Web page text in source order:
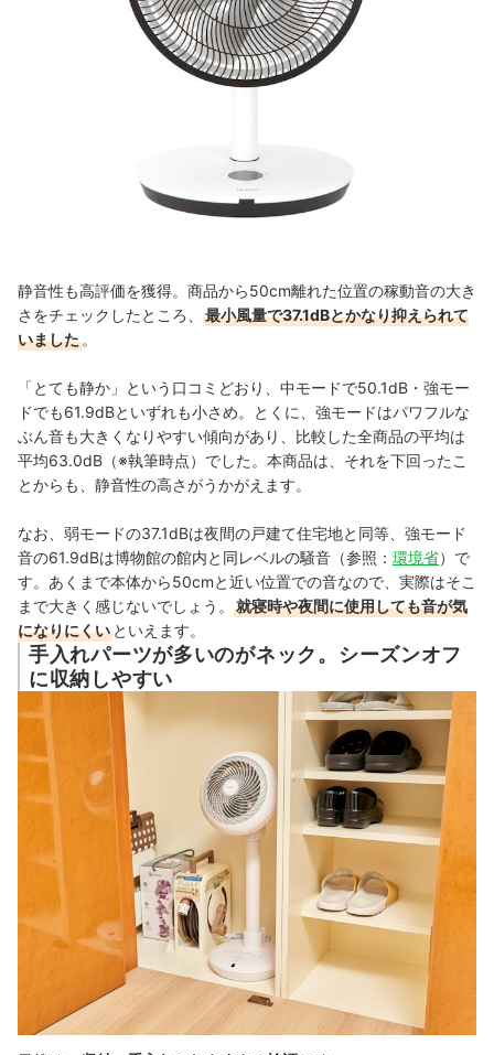
静音性も高評価を獲得。商品から50cm離れた位置の稼動音の大き
さをチェックしたところ、
最小風量で37.1dBとかなり抑えられて
いました 。
「とても静か」という口コミどおり、中モードで50.1dB・強モー
ドでも61.9dBといずれも小さめ。とくに、強モードはパワフルな
ぶん音も大きくなりやすい傾向があり、比較した全商品の平均は
平均63.0dB（※執筆時点）でした。本商品は、それを下回ったこ
とからも、静音性の高さがうかがえます。
なお、弱モードの37.1dBは夜間の戸建て住宅地と同等、強モード
音の61.9dBは博物館の館内と同レベルの騒音（参照： 環境省）で
す。あくまで本体から50cmと近い位置での音なので、実際はそこ
まで大きく感じないでしょう。
就寝時や夜間に使用しても音が気
になりにくい といえます。
手入れパーツが多いのがネック。シーズンオフ
に収納しやすい